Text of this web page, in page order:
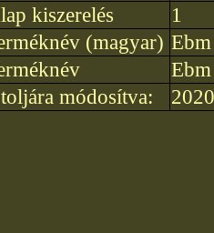
kiszerelés
1
(magyar)
módosítva: